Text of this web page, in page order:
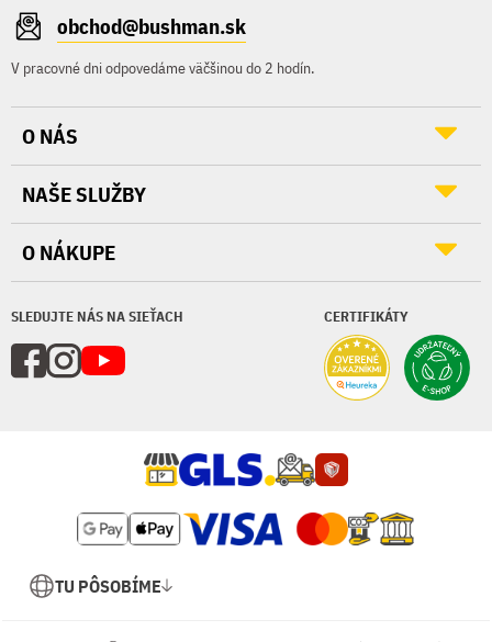
obchod@bushman.sk
V pracovné dni odpovedáme väčšinou do 2 hodín.
SLEDUJTE NÁS NA SIEŤACH CERTIFIKÁTY
O NÁS
NAŠE SLUŽBY
O NÁKUPE
TU PÔSOBÍME